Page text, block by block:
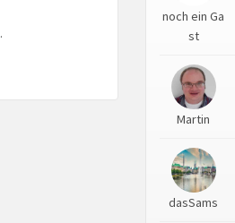
.
noch ein Ga
st
Martin
dasSams